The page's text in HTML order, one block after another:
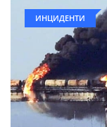
ИНЦИДЕНТИ